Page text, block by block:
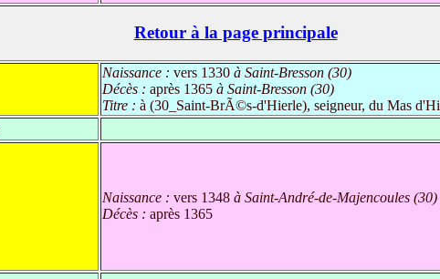
Retour à la page principale
Naissance : vers 1330 à Saint-Bresson (30)
Décès : après 1365 à Saint-Bresson (30)
Titre : à (30_Saint-BrÃ©s-d'Hierle), seigneur, du Mas
Naissance : vers 1348 à Saint-André-de-Majencoules (30)
Décès : après 1365